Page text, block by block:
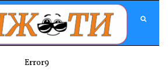
Error9